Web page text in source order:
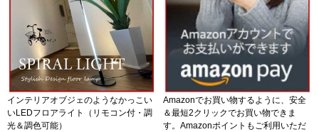
インテリアオブジェのようなかっこい
いLEDフロアライト（リモコン付・調
光＆調色可能）
Amazonでお買い物するように、安全
＆最短2クリックでお買い物できま
す。Amazonポイントもご利用いただ